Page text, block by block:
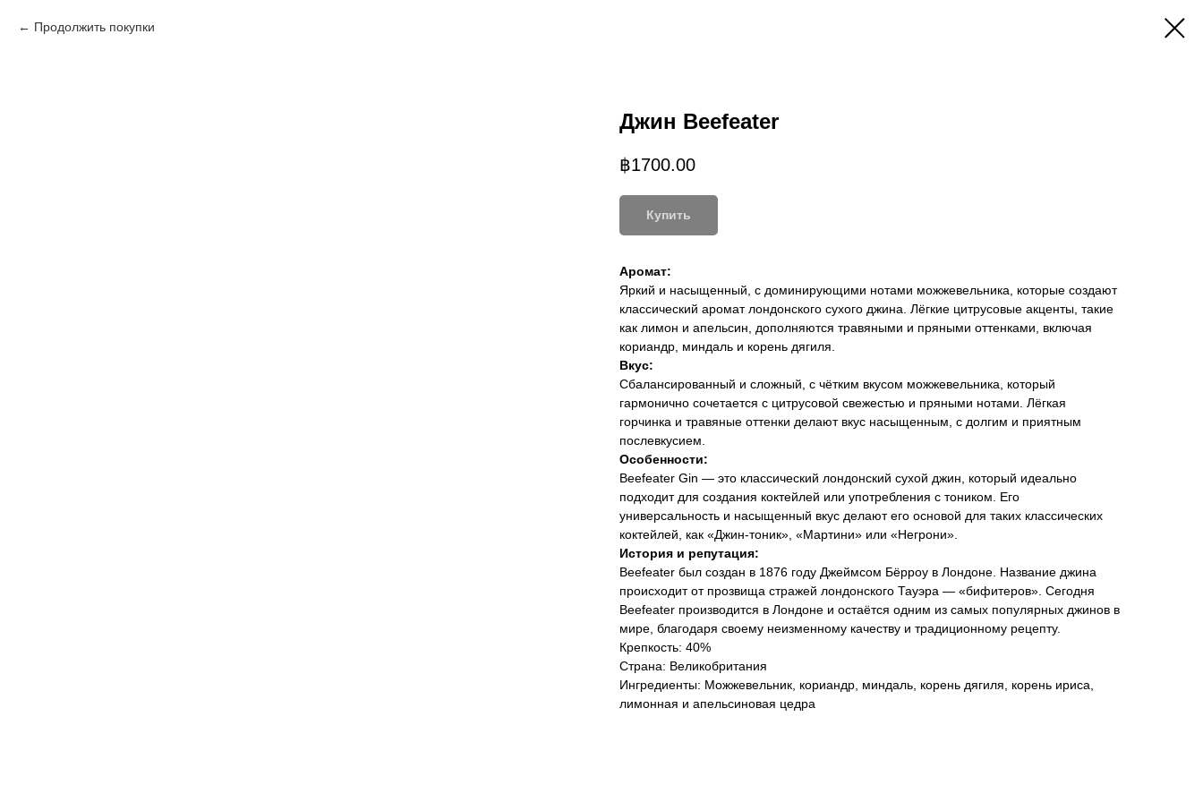
Продолжить покупки
Джин Beefeater
฿1700.00
Купить
Аромат:
Яркий и насыщенный, с доминирующими нотами можжевельника, которые создают
классический аромат лондонского сухого джина. Лёгкие цитрусовые акценты, такие
как лимон и апельсин, дополняются травяными и пряными оттенками, включая
кориандр, миндаль и корень дягиля.
Вкус:
Сбалансированный и сложный, с чётким вкусом можжевельника, который
гармонично сочетается с цитрусовой свежестью и пряными нотами. Лёгкая
горчинка и травяные оттенки делают вкус насыщенным, с долгим и приятным
послевкусием.
Особенности:
Beefeater Gin — это классический лондонский сухой джин, который идеально
подходит для создания коктейлей или употребления с тоником. Его
универсальность и насыщенный вкус делают его основой для таких классических
коктейлей, как «Джин-тоник», «Мартини» или «Негрони».
История и репутация:
Beefeater был создан в 1876 году Джеймсом Бёрроу в Лондоне. Название джина
происходит от прозвища стражей лондонского Тауэра — «бифитеров». Сегодня
Beefeater производится в Лондоне и остаётся одним из самых популярных джинов в
мире, благодаря своему неизменному качеству и традиционному рецепту.
Крепкость: 40%
Страна: Великобритания
Ингредиенты: Можжевельник, кориандр, миндаль, корень дягиля, корень ириса,
лимонная и апельсиновая цедра